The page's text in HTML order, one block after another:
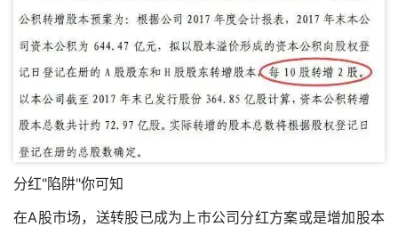
分红"陷阱"你可知
在A股市场，送转股已成为上市公司分红方案或是增加股本